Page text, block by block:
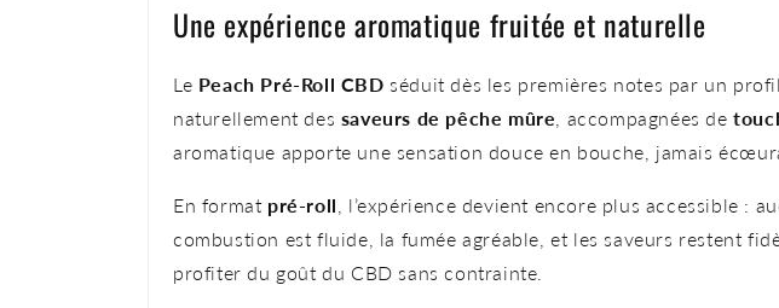
Une expérience aromatique fruitée et naturelle
Le Peach Pré-Roll CBD séduit dès les premières notes par un
naturellement des saveurs de pêche mûre , accompagnées de
aromatique apporte une sensation douce en bouche, jamais
En format pré-roll , l’expérience devient encore plus accessible :
combustion est fluide, la fumée agréable, et les saveurs restent
profiter du goût du CBD sans contrainte.